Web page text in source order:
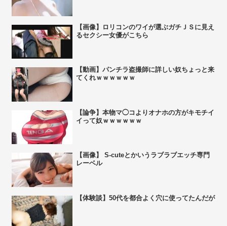
【画像】ロリコンのワイが選ぶガチＪＳに見え
るセクシー女優がこちら
【動画】パンチラ盗撮師に詳しい奴ちょっと来
てくれｗｗｗｗｗｗ
【論争】本物マ◯コよりオナホの方がキモチイ
イって奴ｗｗｗｗｗｗ
【画像】 S-cuteとかいうラブラブエッチ専門
レーベル
【体験談】50代を都合よく穴に使ってたんだが